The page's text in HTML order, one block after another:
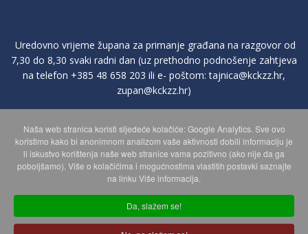
Uredovno vrijeme župana za primanje građana na razgovor od
7,30 do 8,30 svaki radni dan (uz prethodno podnošenje zahtjeva
na telefon +385 48 658 203 ili e- poštom:tajnica@kckzz.hr,
zupan@kckzz.hr)
POLITIKA ZAŠTITE PRIVATNOSTI OSOBNIH PODATAKA
MAPA WEBA
Copyright © 2026 Koprivničko - križevačka županija. Sva prava
Naša web stranica koristi sljedeće kolačiće: Google Analytics. Sve ovo
koristimo kako bi anonimnom analizom vaše aktivnosti dobili informaciju je
li iskustvo korištenja naše web stranice vama pozitivno (ako nije da ga
poboljšamo). Više o kolačićima i mogućnostima vlastitih postavki saznajte
na linku Više informacija.
Da, slažem se!